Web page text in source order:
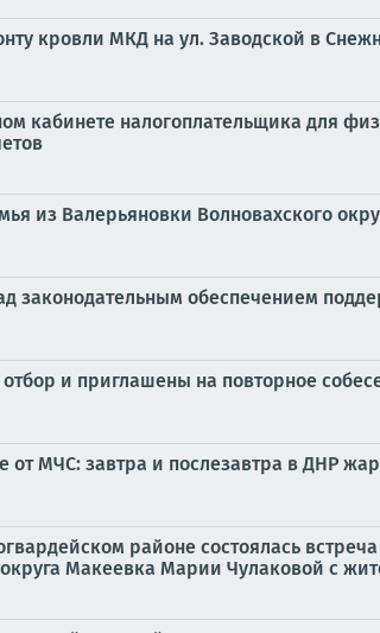
кровли МКД на ул. Заводской в
кабинете налогоплательщика для
из Валерьяновки Волновахского
законодательным обеспечением
и приглашены на повторное
от МЧС: завтра и послезавтра в ДНР
районе состоялась
Макеевка Марии Чулаковой с